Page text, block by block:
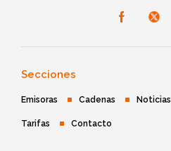
Secciones
Emisoras Cadenas Noticias
Tarifas Contacto